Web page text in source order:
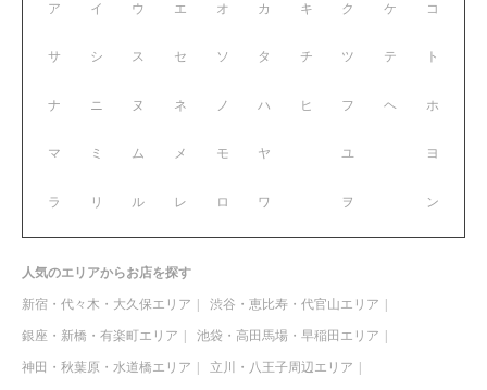
ア イ ウ エ オ
サ シ ス セ ソ
ナ ニ ヌ ネ ノ
マ ミ ム メ モ
ラ リ ル レ ロ
カ キ ク ケ コ
タ チ ツ テ ト
ハ ヒ フ ヘ ホ
ヤ ユ ヨ
ワ ヲ ン
人気のエリアからお店を探す
新宿・代々木・大久保エリア 渋谷・恵比寿・代官山エリア
銀座・新橋・有楽町エリア 池袋・高田馬場・早稲田エリア
神田・秋葉原・水道橋エリア 立川・八王子周辺エリア